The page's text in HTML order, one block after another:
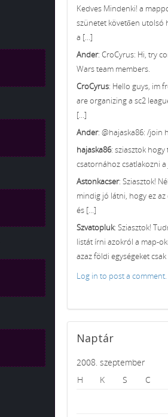
Kedves Mindenki! a
szünetet követően utolsó
a [...]
Ander: CroCyrus: Hi, try
Wars team members.
CroCyrus: Hello guys, im
are organizing a sc2
[...]
Ander: @hajaska86: /join
hajaska86: sziasztok
csatornához csatlakozni a
Astonkacser: Sziasztok!
mindig jó látni, hogy ez
és [...]
Szvatopluk: Sziasztok!
listát írni azokról a map-
azaz földi egységeket csak
Log in to post a comment.
Naptár
2008. szeptember
H
K S C